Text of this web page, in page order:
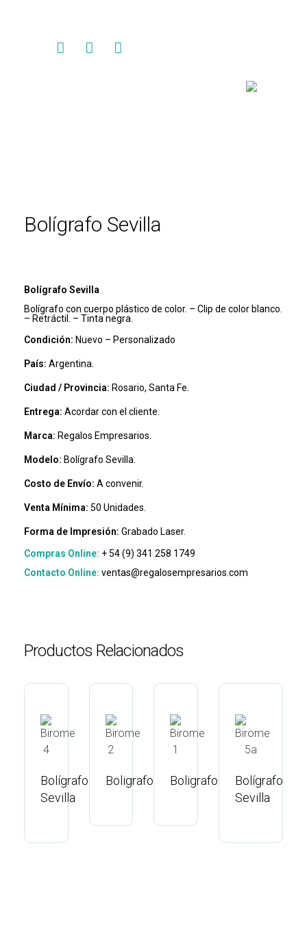
Bolígrafo Sevilla
Bolígrafo Sevilla
Bolígrafo con cuerpo plástico de color. – Clip de color blanco.
– Retráctil. – Tinta negra.
Condición: Nuevo – Personalizado
País: Argentina.
Ciudad / Provincia: Rosario, Santa Fe.
Entrega: Acordar con el cliente.
Marca: Regalos Empresarios.
Modelo: Bolígrafo Sevilla.
Costo de Envío: A convenir.
Venta Mínima: 50 Unidades.
Forma de Impresión: Grabado Laser.
Compras Online: + 54 (9) 341 258 1749
Contacto Online: ventas@regalosempresarios.com
Productos Relacionados
Bolígrafo
Sevilla
Boligrafo Boligrafo
Bolígrafo
Sevilla